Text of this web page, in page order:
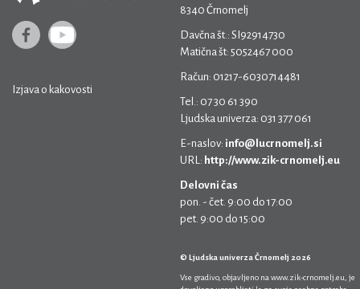
Izjava o kakovosti
8340 Črnomelj
Davčna št.: SI92914730
Matična št: 5052467 000
Račun: 01217-6030714481
Tel.: 07 30 61 390
Ljudska univerza: 031 377 061
E-naslov: info@lucrnomelj.si
URL: http://www.zik-crnomelj.eu
Delovni čas
pon. - čet. 9:00 do 17:00
pet. 9:00 do 15:00
© Ljudska univerza Črnomelj 2026
Vse gradivo, objavljeno na www.zik-crnomelj.eu , je